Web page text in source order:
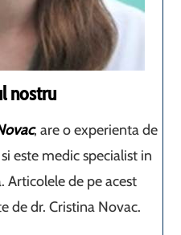
nostru
, are o experienta de
este medic specialist in
Articolele de pe acest
de dr. Cristina Novac.